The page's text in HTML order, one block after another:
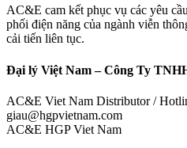
AC&E cam kết phục vụ các yêu
phối điện năng của ngành viễn
cải tiến liên tục.
Đại lý Việt Nam – Công Ty
AC&E Viet Nam Distributor /
giau@hgpvietnam.com
AC&E HGP Viet Nam